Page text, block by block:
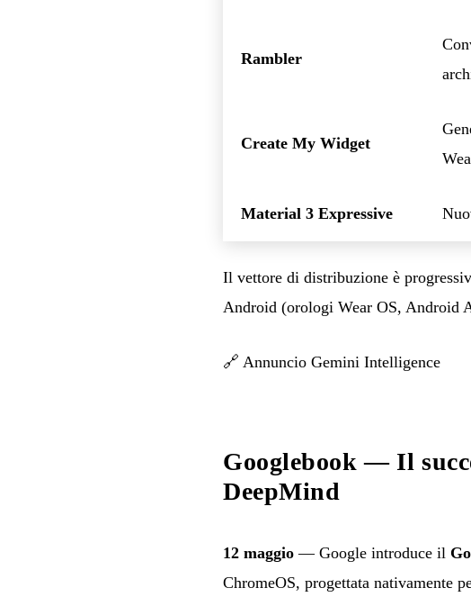
Rambler
Create My Widget
Material 3 Expressive
Il vettore di distribuzione è
Android (orologi Wear OS, Android
🔗 Annuncio Gemini Intelligence
Googlebook — Il
DeepMind
12 maggio — Google introduce il
ChromeOS, progettata nativamente